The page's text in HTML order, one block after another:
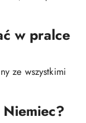
w pralce
ze wszystkimi